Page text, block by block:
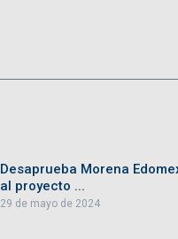
Desaprueba Morena
al proyecto ...
29 de mayo de 2024